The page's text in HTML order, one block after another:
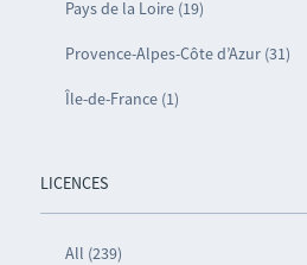
Pays de la Loire (19)
Provence-Alpes-Côte d’Azur (31)
Île-de-France (1)
LICENCES
All (239)